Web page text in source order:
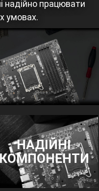
надійно працювати
умовах.
НАДІЙНІ